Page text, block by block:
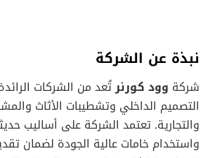
نبذة عن الشركة
شركة وود كورنرتُعد من الشركات
التصميم الداخلي وتشطيبات الأثاث
والتجارية. تعتمد الشركة على أساليب
واستخدام خامات عالية الجودة لضمان